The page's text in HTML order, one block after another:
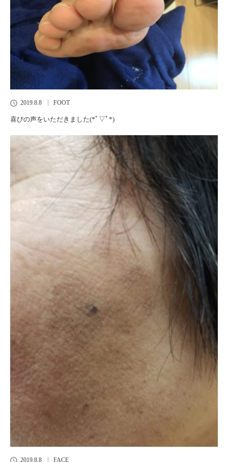
2019.8.8 FOOT
喜びの声をいただきました(*ﾟ▽ﾟ*)
2019.8.8 FACE